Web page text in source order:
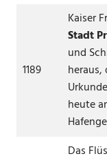
1189
Kaiser
Stadt
und
heraus,
heute
Das